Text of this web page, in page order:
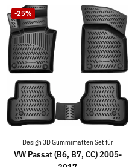
-25%
Design 3D Gummimatten Set für
VW Passat (B6, B7, CC) 2005-